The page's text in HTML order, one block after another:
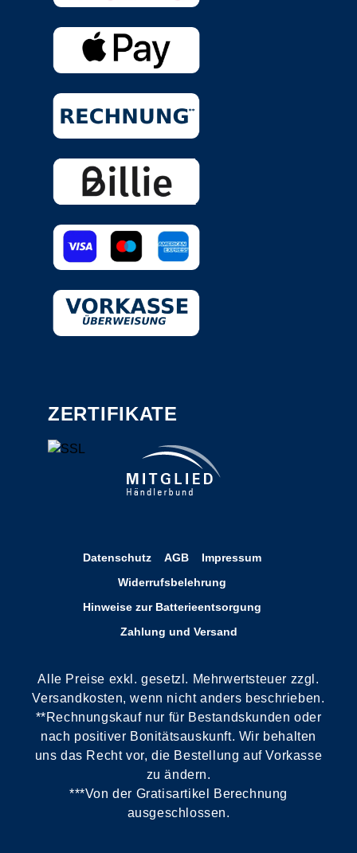
ZERTIFIKATE
Datenschutz AGB
Impressum
Widerrufsbelehrung
Hinweise zur Batterieentsorgung
Zahlung und Versand
Alle Preise exkl. gesetzl. Mehrwertsteuer zzgl.
Versandkosten, wenn nicht anders beschrieben.
**Rechnungskauf nur für Bestandskunden oder
nach positiver Bonitätsauskunft. Wir behalten
uns das Recht vor, die Bestellung auf Vorkasse
zu ändern.
***Von der Gratisartikel Berechnung
ausgeschlossen.